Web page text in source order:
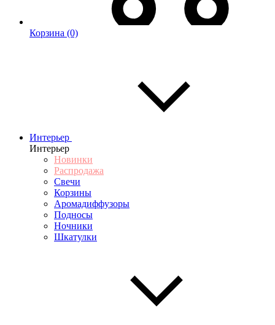
Корзина (0)
Интерьер
Интерьер
Новинки
Распродажа
Свечи
Корзины
Аромадиффузоры
Подносы
Ночники
Шкатулки